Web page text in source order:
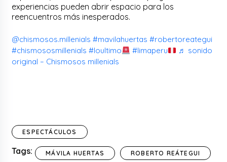
experiencias pueden abrir espacio para los
reencuentros más inesperados.
@chismosos.millenials #mavilahuertas #robertoreategui
#chismososmillenials #loultimo #limaperu
♬ sonido
original – Chismosos millenials
ESPECTÁCULOS
Tags: MÁVILA HUERTAS ROBERTO REÁTEGUI